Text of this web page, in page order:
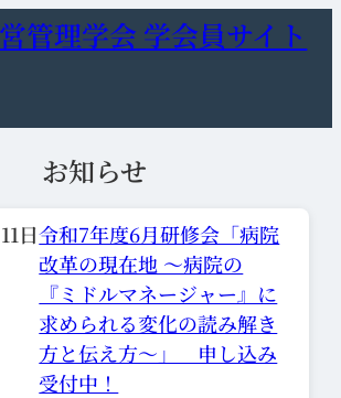
管理学会 学会員サイト
お知らせ
日令和7年度6月研修会「病院
改革の現在地 ～病院の
『ミドルマネージャー』に
求められる変化の読み解き
方と伝え方～」 申し込み
受付中！